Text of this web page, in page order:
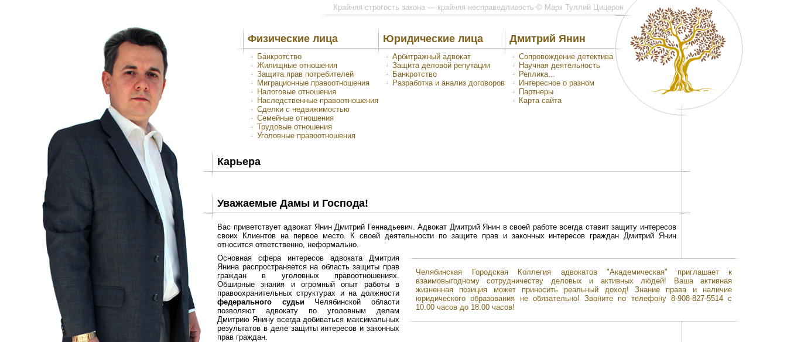
Крайняя строгость закона — крайняя несправедливость © Марк Туллий Цицерон
Дмитрий Янин
Сопровождение детектива
Научная деятельность
Реплика...
Интересное о разном
Партнеры
Карта сайта
Юридические лица
Арбитражный адвокат
Защита деловой репутации
Банкротство
Разработка и анализ договоров
Физические лица
Банкротство
Жилищные отношения
Защита прав потребителей
Миграционные правоотношения
Налоговые отношения
Наследственные правоотношения
Сделки с недвижимостью
Семейные отношения
Трудовые отношения
Уголовные правоотношения
Карьера
Уважаемые Дамы и Господа!
Вас приветствует адвокат Янин Дмитрий Геннадьевич. Адвокат Дмитрий Янин в своей работе всегда ставит защиту интересов
своих Клиентов на первое место. К своей деятельности по защите прав и законных интересов граждан Дмитрий Янин
относится ответственно, неформально.
Челябинская Городская Коллегия адвокатов "Академическая" приглашает к
взаимовыгодному сотрудничеству деловых и активных людей! Ваша активная
жизненная позиция может приносить реальный доход! Знание права и наличие
юридического образования не обязательно! Звоните по телефону 8-908-827-5514 с
10.00 часов до 18.00 часов!
Основная сфера интересов адвоката Дмитрия
Янина распространяется на область защиты прав
граждан в уголовных правоотношениях.
Обширные знания и огромный опыт работы в
правоохранительных структурах и на должности
федерального судьиЧелябинской области
позволяют адвокату по уголовным делам
Дмитрию Янину всегда добиваться максимальных
результатов в деле защиты интересов и законных
прав граждан.